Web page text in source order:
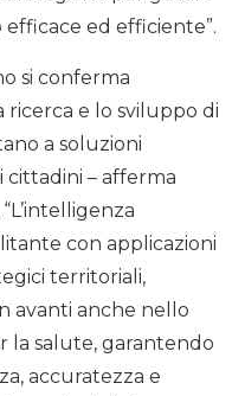
efficace ed efficiente”.
si conferma
ricerca e lo sviluppo di
a soluzioni
– afferma
“L’intelligenza
con applicazioni
territoriali,
avanti anche nello
la salute, garantendo
accuratezza e